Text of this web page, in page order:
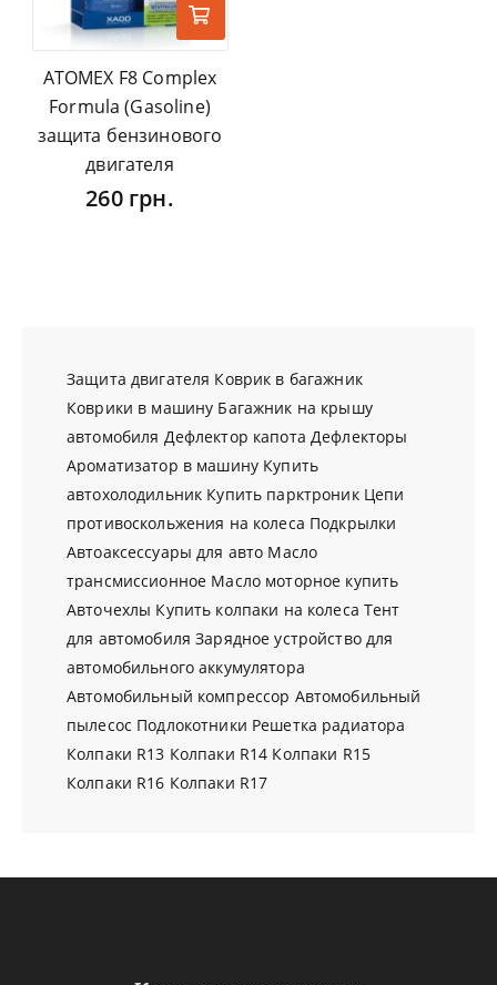
ATOMEX F8 Complex
Formula (Gasoline)
защита бензинового
двигателя
260 грн.
Защита двигателя Коврик в багажник
Коврики в машину Багажник на крышу
автомобиля Дефлектор капота Дефлекторы
Ароматизатор в машину Купить
автохолодильник Купить парктроник Цепи
противоскольжения на колеса Подкрылки
Автоаксессуары для авто Масло
трансмиссионное Масло моторное купить
Авточехлы Купить колпаки на колеса Тент
для автомобиля Зарядное устройство для
автомобильного аккумулятора
Автомобильный компрессор Автомобильный
пылесос Подлокотники Решетка радиатора
Колпаки R13 Колпаки R14 Колпаки R15
Колпаки R16 Колпаки R17